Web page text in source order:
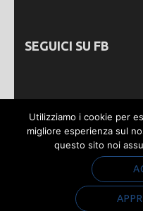
SEGUICI SU FB
Webmastering by
Sviluppato da
Rara
Utilizziamo i cookie per
migliore esperienza sul
questo sito noi